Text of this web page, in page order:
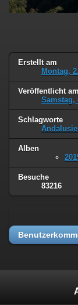
Erstellt am
Montag,
Veröffentlicht am
Samstag,
Schlagworte
Alben
Besuche
83216